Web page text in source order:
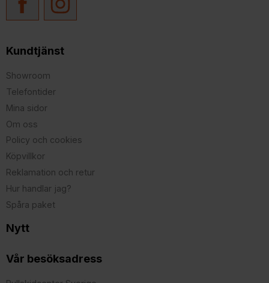
Kundtjänst
Showroom
Telefontider
Mina sidor
Om oss
Policy och cookies
Köpvillkor
Reklamation och retur
Hur handlar jag?
Spåra paket
Nytt
Vår besöksadress